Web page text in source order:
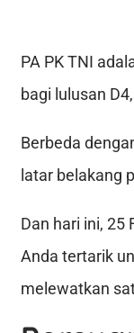
PA PK TNI
bagi lulusan
Berbeda
latar belakang
Dan hari ini, 25
Anda tertarik
melewatkan